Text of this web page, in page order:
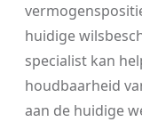
huidige
specialist kan
houdbaarheid
aan de huidige